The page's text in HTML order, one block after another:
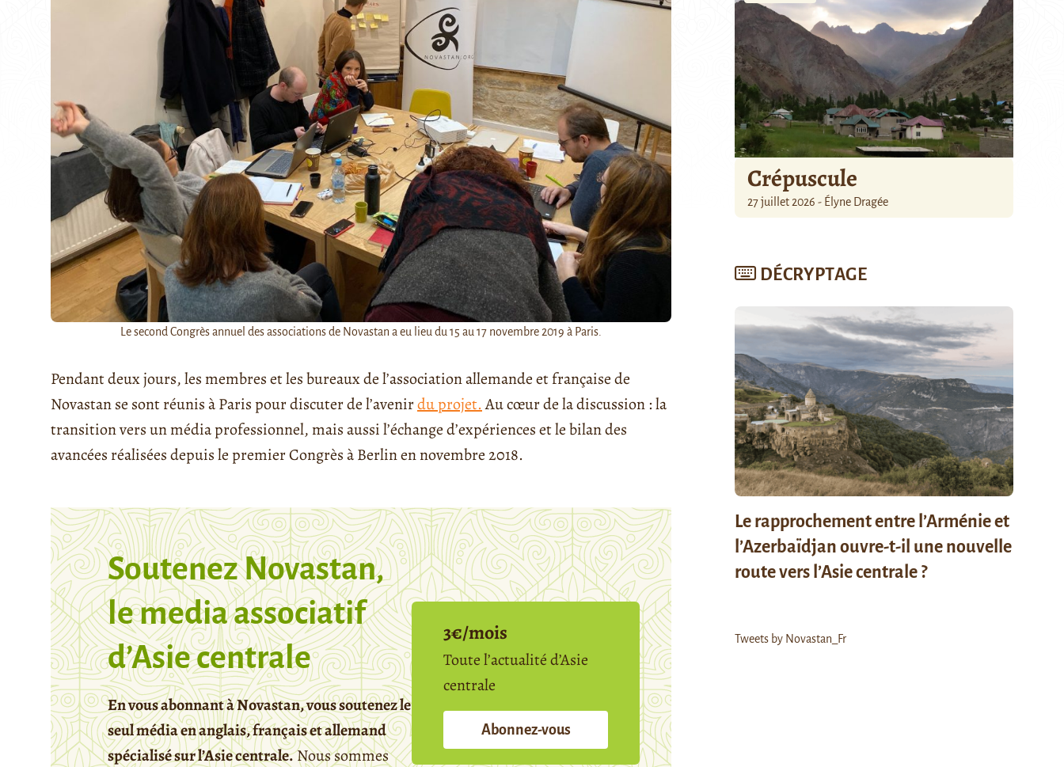
Le second Congrès annuel des associations de Novastan a eu lieu du 15 au 17 novembre 2019 à Paris.
Pendant deux jours, les membres et les bureaux de l’association allemande et française de
Novastan se sont réunis à Paris pour discuter de l’avenirdu projet.Au cœur de la discussion : la
transition vers un média professionnel, mais aussi l’échange d’expériences et le bilan des
avancées réalisées depuis le premier Congrès à Berlin en novembre 2018.
Soutenez Novastan,
le media associatif
d’Asie centrale
En vous abonnant à Novastan, vous soutenez le
seul média en anglais, français et allemand
spécialisé sur l’Asie centrale.Nous sommes
3€/mois
Toute l’actualité d’Asie
centrale
Abonnez-vous
Crépuscule
27 juillet 2026 - Élyne Dragée
DÉCRYPTAGE
Le rapprochement entre l’Arménie et
l’Azerbaïdjan ouvre-t-il une nouvelle
route vers l’Asie centrale ?
Tweets by Novastan_Fr